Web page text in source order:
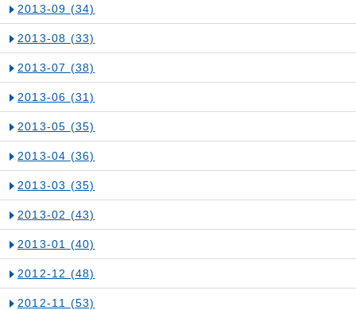
2013-09 (34)
2013-08 (33)
2013-07 (38)
2013-06 (31)
2013-05 (35)
2013-04 (36)
2013-03 (35)
2013-02 (43)
2013-01 (40)
2012-12 (48)
2012-11 (53)